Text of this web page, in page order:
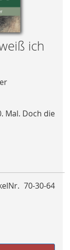
ich
Mal. Doch die
70-30-64